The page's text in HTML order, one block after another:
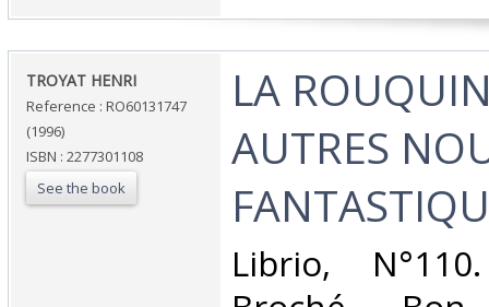
‎TROYAT HENRI‎
Reference : RO60131747
(1996)
ISBN : 2277301108
See the book
‎LA
AUTRES
‎Librio,